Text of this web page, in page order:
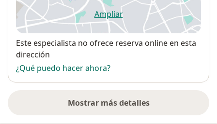
Ampliarse abre en una nueva
Disponibilidad
Este especialista no ofrece reserva online en esta
dirección
¿Qué puedo hacer ahora?
Mostrar más detalles
sobre la dirección